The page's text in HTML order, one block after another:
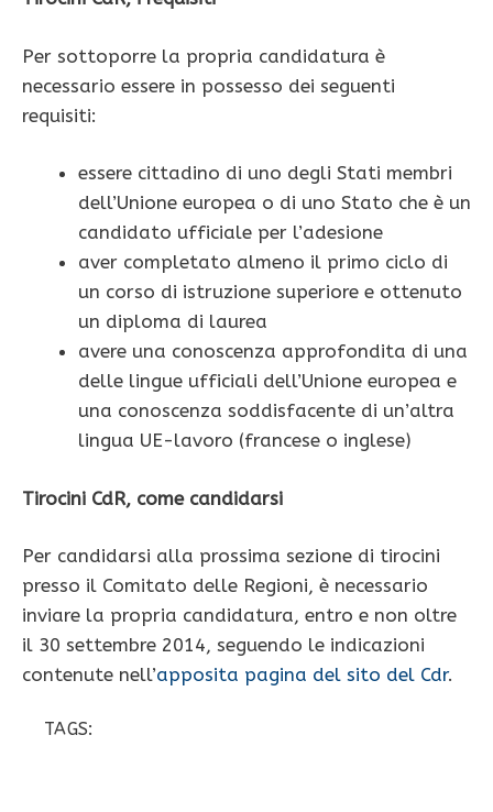
Per sottoporre la propria candidatura è
necessario essere in possesso dei seguenti
requisiti:
essere cittadino di uno degli Stati membri
dell’Unione europea o di uno Stato che è un
candidato ufficiale per l’adesione
aver completato almeno il primo ciclo di
un corso di istruzione superiore e ottenuto
un diploma di laurea
avere una conoscenza approfondita di una
delle lingue ufficiali dell’Unione europea e
una conoscenza soddisfacente di un’altra
lingua UE-lavoro (francese o inglese)
Tirocini CdR, come candidarsi
Per candidarsi alla prossima sezione di tirocini
presso il Comitato delle Regioni, è necessario
inviare la propria candidatura, entro e non oltre
il 30 settembre 2014, seguendo le indicazioni
contenute nell’apposita pagina del sito del Cdr.
TAGS: